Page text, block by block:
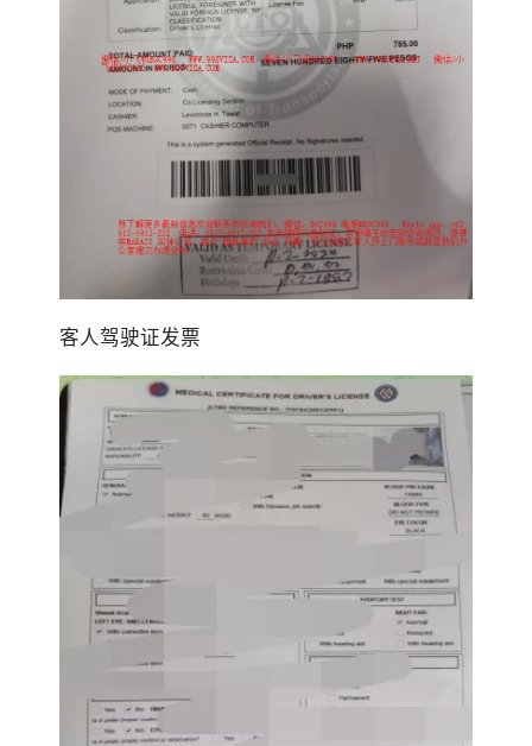
客人驾驶证发票